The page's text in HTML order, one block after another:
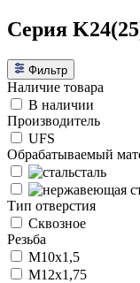
Серия
Фильтр
Наличие товара
В наличии
Производитель
UFS
Обрабатываемый
сталь
Тип отверстия
Сквозное
Резьба
M10x1,5
M12x1,75